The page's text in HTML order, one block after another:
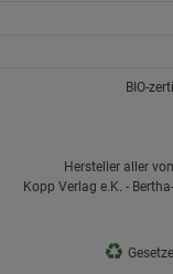
BIO-
Hersteller aller
Kopp Verlag e.K. -
♻